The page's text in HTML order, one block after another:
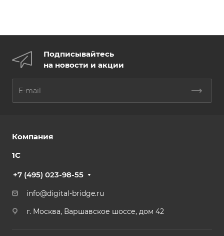
Подписывайтесь
на новости и акции
Компания
1С
+7 (495) 023-98-55
info@digital-bridge.ru
г. Москва, Варшавское шоссе, дом 42